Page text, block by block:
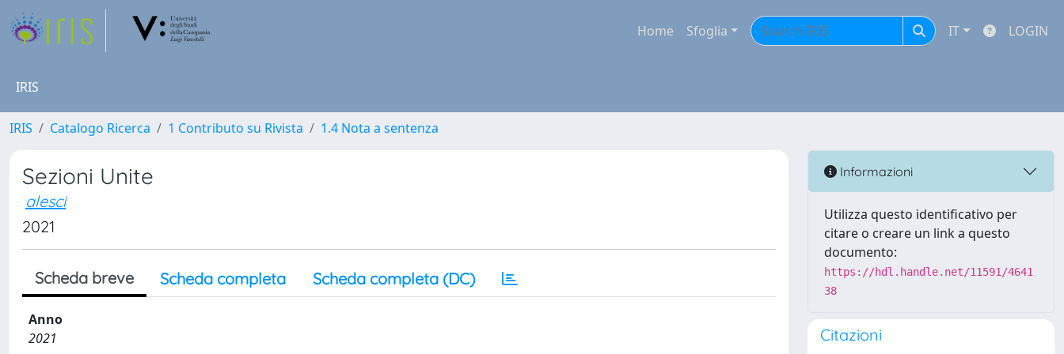
Home Sfoglia IT LOGIN
IRIS
IRIS Catalogo Ricerca 1 Contributo su Rivista 1.4 Nota a sentenza
Sezioni Unite
alesci
2021
Scheda breve Scheda completa Scheda completa (DC)
Anno
2021
Informazioni
Utilizza questo identificativo per
citare o creare un link a questo
documento:
https://hdl.handle.net/11591/4641
38
Citazioni